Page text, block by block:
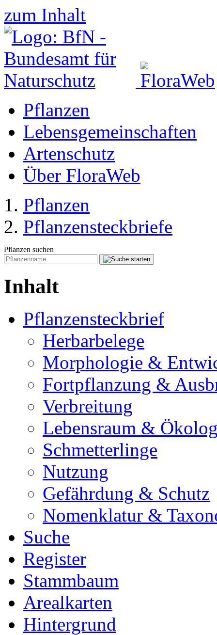
zum Inhalt
Pflanzen
Lebensgemeinschaften
Artenschutz
Über FloraWeb
Pflanzen
Pflanzensteckbriefe
Pflanzen suchen
Inhalt
Pflanzensteckbrief
Herbarbelege
Morphologie &
Fortpflanzung &
Verbreitung
Lebensraum &
Schmetterlinge
Nutzung
Gefährdung & Schutz
Nomenklatur &
Suche
Register
Stammbaum
Arealkarten
Hintergrund